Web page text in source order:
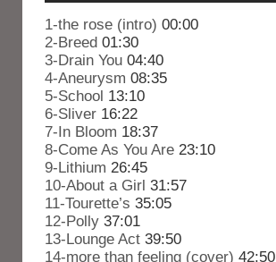
1-the rose (intro) 00:00
2-Breed 01:30
3-Drain You 04:40
4-Aneurysm 08:35
5-School 13:10
6-Sliver 16:22
7-In Bloom 18:37
8-Come As You Are 23:10
9-Lithium 26:45
10-About a Girl 31:57
11-Tourette’s 35:05
12-Polly 37:01
13-Lounge Act 39:50
14-more than feeling (cover) 42:50